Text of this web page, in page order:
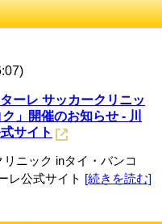
ーレ サッカークリニッ
」開催のお知らせ - 川
サイト
ニック inタイ・バンコ
レ公式サイト [続きを読む]